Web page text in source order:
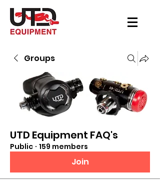
Groups
UTD Equipment FAQ's
Public · 159 members
Join